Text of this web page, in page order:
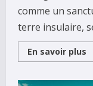
comme un
terre insulaire,
En savoir plus